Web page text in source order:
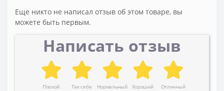
Еще никто не написал отзыв об этом товаре, вы
можете быть первым.
Написать отзыв
Плохой Так себе Нормальный Хороший Отличный